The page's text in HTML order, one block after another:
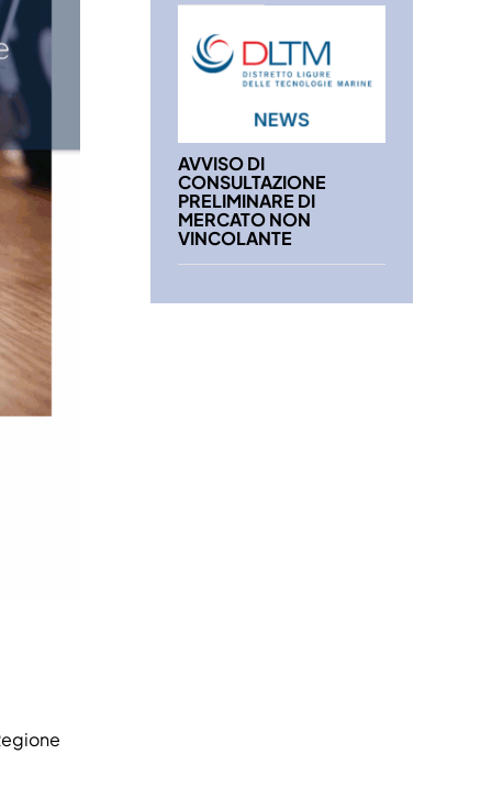
AVVISO DI
CONSULTAZIONE
PRELIMINARE DI
MERCATO NON
VINCOLANTE